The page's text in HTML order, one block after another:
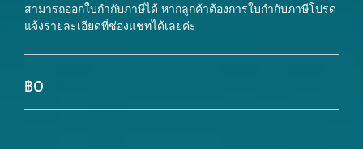
สามารถออกใบกำกับภาษีได้ หากลูกค้าต้องการใบกำกับภาษีโปรด
แจ้งรายละเอียดที่ช่องแชทได้เลยค่ะ
฿0